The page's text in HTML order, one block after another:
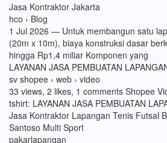
Jasa Kontraktor Jakarta
hco › Blog
1 Jul 2026 — Untuk membangun satu
(20m x 10m), biaya konstruksi dasar
hingga Rp1,4 miliar Komponen yang
LAYANAN JASA PEMBUATAN
sv shopee › web › video
33 views, 2 likes, 1 comments Shopee
tshirt: LAYANAN JASA PEMBUATAN
Jasa Kontraktor Lapangan Tenis Futsal
Santoso Multi Sport
pakarlapangan